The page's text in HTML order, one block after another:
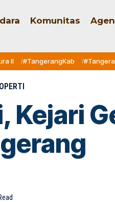
Komunitas
II #TangerangKab
Kejari